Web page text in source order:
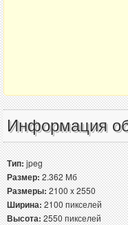
Информация
Тип:jpeg
Размер:2.362 Мб
Размеры:2100 x 2550
Ширина:2100 пикселей
Высота:2550 пикселей